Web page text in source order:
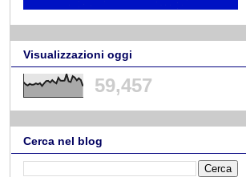
Visualizzazioni oggi
59,457
Cerca nel blog